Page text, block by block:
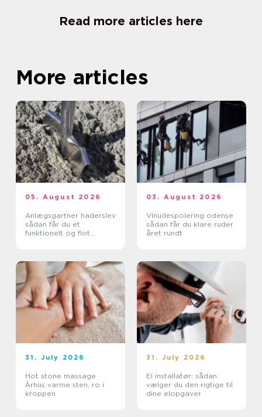
Read more articles here
More articles
05. August 2026
Anlægsgartner haderslev
sådan får du et
funktionelt og flot
03. August 2026
Vinudespolering odense
sådan får du klare ruder
året rundt
31. July 2026
Hot stone massage
Århus varme sten, ro i
kroppen
31. July 2026
El installatør: sådan
vælger du den rigtige til
dine elopgaver